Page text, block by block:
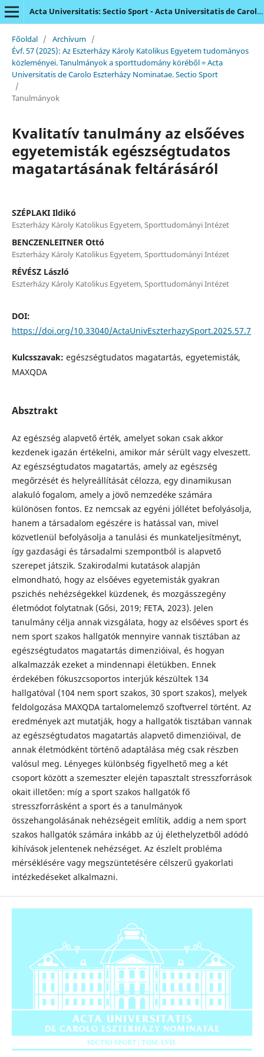
Acta Universitatis: Sectio Sport - Acta Universitatis de Carolo Eszterházy Nominatae
Főoldal / Archívum /
Évf. 57 (2025): Az Eszterházy Károly Katolikus Egyetem tudományos
közleményei. Tanulmányok a sporttudomány köréből = Acta
Universitatis de Carolo Eszterházy Nominatae. Sectio Sport
/
Tanulmányok
Kvalitatív tanulmány az elsőéves
egyetemisták egészségtudatos
magatartásának feltárásáról
SZÉPLAKI Ildikó
Eszterházy Károly Katolikus Egyetem, Sporttudományi Intézet
BENCZENLEITNER Ottó
Eszterházy Károly Katolikus Egyetem, Sporttudományi Intézet
RÉVÉSZ László
Eszterházy Károly Katolikus Egyetem, Sporttudományi Intézet
DOI:
https://doi.org/10.33040/ActaUnivEszterhazySport.2025.57.7
Kulcsszavak: egészségtudatos magatartás, egyetemisták,
MAXQDA
Absztrakt
Az egészség alapvető érték, amelyet sokan csak akkor
kezdenek igazán értékelni, amikor már sérült vagy elveszett.
Az egészségtudatos magatartás, amely az egészség
megőrzését és helyreállítását célozza, egy dinamikusan
alakuló fogalom, amely a jövő nemzedéke számára
különösen fontos. Ez nemcsak az egyéni jóllétet befolyásolja,
hanem a társadalom egészére is hatással van, mivel
közvetlenül befolyásolja a tanulási és munkateljesítményt,
így gazdasági és társadalmi szempontból is alapvető
szerepet játszik. Szakirodalmi kutatások alapján
elmondható, hogy az elsőéves egyetemisták gyakran
pszichés nehézségekkel küzdenek, és mozgásszegény
életmódot folytatnak (Gősi, 2019; FETA, 2023). Jelen
tanulmány célja annak vizsgálata, hogy az elsőéves sport és
nem sport szakos hallgatók mennyire vannak tisztában az
egészségtudatos magatartás dimenzióival, és hogyan
alkalmazzák ezeket a mindennapi életükben. Ennek
érdekében fókuszcsoportos interjúk készültek 134
hallgatóval (104 nem sport szakos, 30 sport szakos), melyek
feldolgozása MAXQDA tartalomelemző szoftverrel történt. Az
eredmények azt mutatják, hogy a hallgatók tisztában vannak
az egészségtudatos magatartás alapvető dimenzióival, de
annak életmódként történő adaptálása még csak részben
valósul meg. Lényeges különbség figyelhető meg a két
csoport között a szemeszter elején tapasztalt stresszforrások
okait illetően: míg a sport szakos hallgatók fő
stresszforrásként a sport és a tanulmányok
összehangolásának nehézségeit említik, addig a nem sport
szakos hallgatók számára inkább az új élethelyzetből adódó
kihívások jelentenek nehézséget. Az észlelt probléma
mérséklésére vagy megszüntetésére célszerű gyakorlati
intézkedéseket alkalmazni.